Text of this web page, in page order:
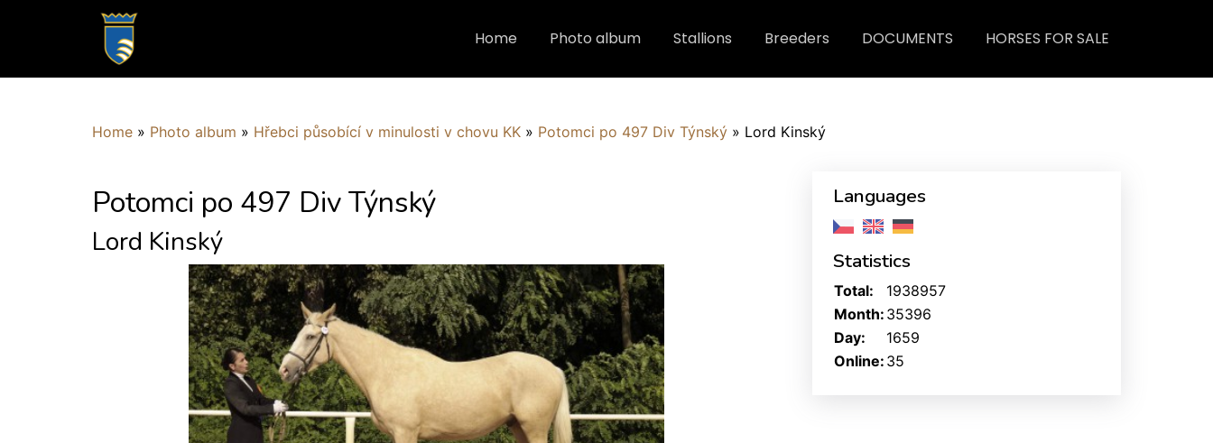
Home Photo album Stallions Breeders DOCUMENTS HORSES FOR SALE
Home » Photo album » Hřebci působící v minulosti v chovu KK » Potomci po 497 Div Týnský » Lord Kinský
Potomci po 497 Div Týnský
Lord Kinský
Languages
Statistics
Online: 35
Total:
1938957
Month: 35396
Day:
1659